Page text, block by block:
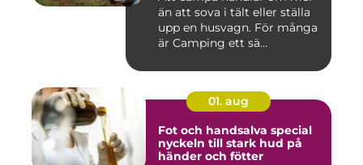
än att sova i tält eller ställa
upp en husvagn. För många
är Camping ett sä...
01. aug
Fot och handsalva special
nyckeln till stark hud på
händer och fötter